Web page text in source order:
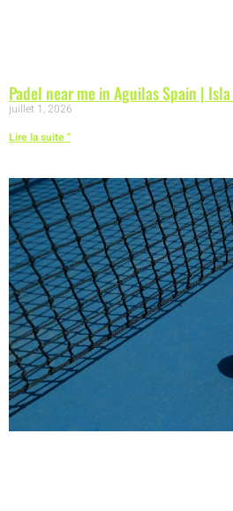
Padel near me in Aguilas Spain |
juillet 1, 2026
Lire la suite "